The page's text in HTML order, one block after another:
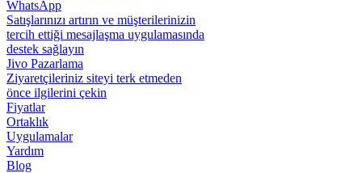
WhatsApp
Satışlarınızı artırın ve müşterilerinizin
tercih ettiği mesajlaşma uygulamasında
destek sağlayın
Jivo Pazarlama
Ziyaretçileriniz siteyi terk etmeden
önce ilgilerini çekin
Fiyatlar
Ortaklık
Uygulamalar
Yardım
Blog